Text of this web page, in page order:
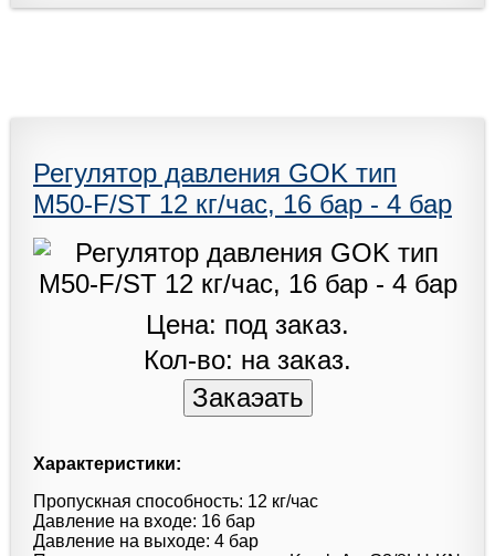
Регулятор давления GOK тип
M50-F/ST 12 кг/час, 16 бар - 4 бар
Цена: под заказ.
Кол-во: на заказ.
Характеристики:
Пропускная способность: 12 кг/час
Давление на входе: 16 бар
Давление на выходе: 4 бар